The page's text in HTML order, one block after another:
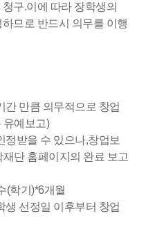
구.이에 따라 장학생의
므로 반드시 의무를 이행
간 만큼 의무적으로 창업
유예보고)
정받을 수 있으나,창업보
단 홈페이지의 완료 보고
(학기)*6개월
생 선정일 이후부터 창업